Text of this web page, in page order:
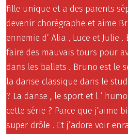
fille unique et a des parents
devenir chorégraphe et aime
ennemie d’ Alia , Luce et Julie .
faire des mauvais tours pour
dans les ballets . Bruno est le
la danse classique dans le
? La danse , le sport et l ‘
cette série ? Parce que j’aime
super drôle . Et j’adore voir